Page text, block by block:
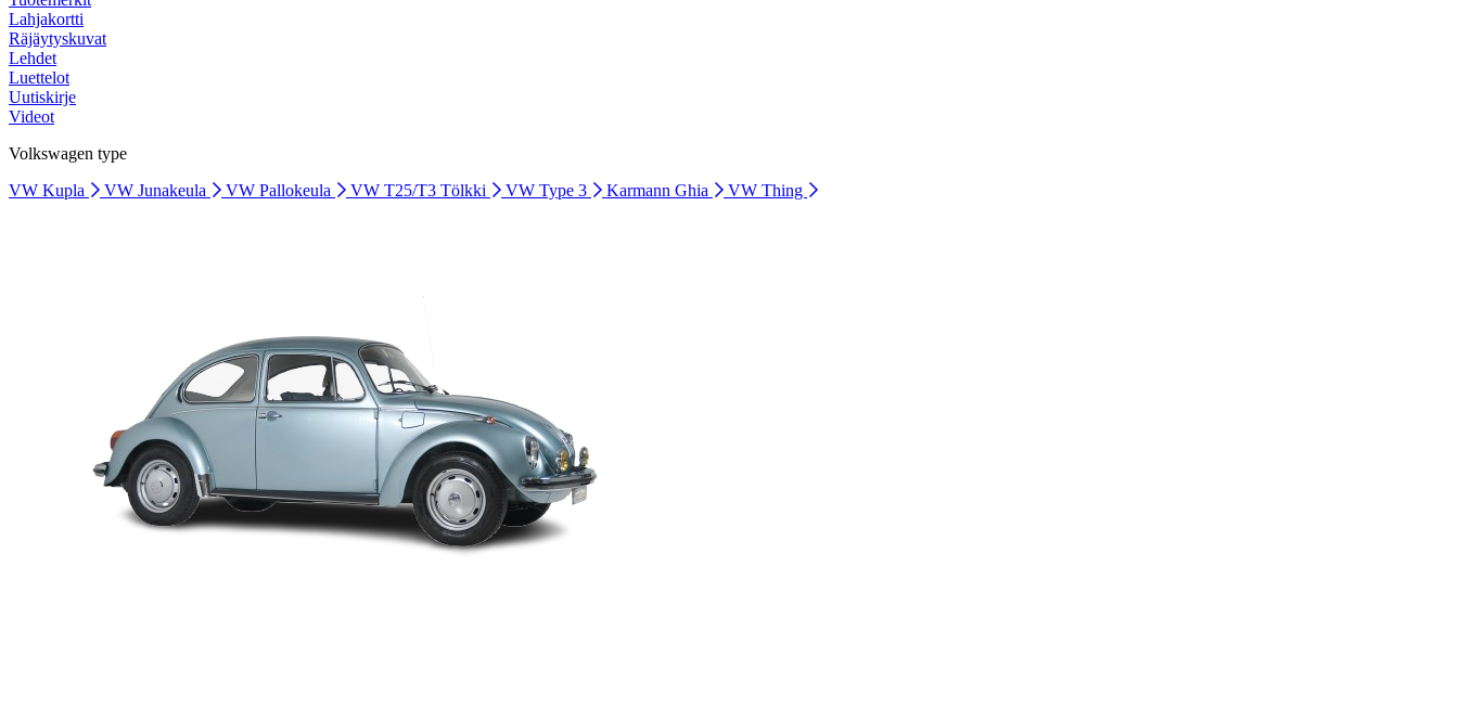
Lahjakortti
Räjäytyskuvat
Lehdet
Luettelot
Uutiskirje
Videot
Volkswagen type
VW Kupla
VW Junakeula VW Pallokeula VW T25/T3 Tölkki VW Type 3 Karmann Ghia VW Thing